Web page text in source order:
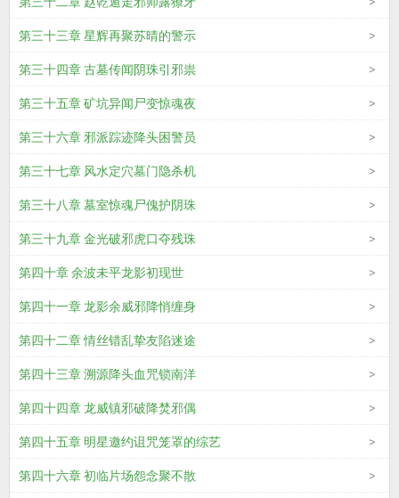
第三十三章 星辉再聚苏晴的警示
第三十四章 古墓传闻阴珠引邪祟
第三十五章 矿坑异闻尸变惊魂夜
第三十六章 邪派踪迹降头困警员
第三十七章 风水定穴墓门隐杀机
第三十八章 墓室惊魂尸傀护阴珠
第三十九章 金光破邪虎口夺残珠
第四十章 余波未平龙影初现世
第四十一章 龙影余威邪降悄缠身
第四十二章 情丝错乱挚友陷迷途
第四十三章 溯源降头血咒锁南洋
第四十四章 龙威镇邪破降焚邪偶
第四十五章 明星邀约诅咒笼罩的综艺
第四十六章 初临片场怨念聚不散